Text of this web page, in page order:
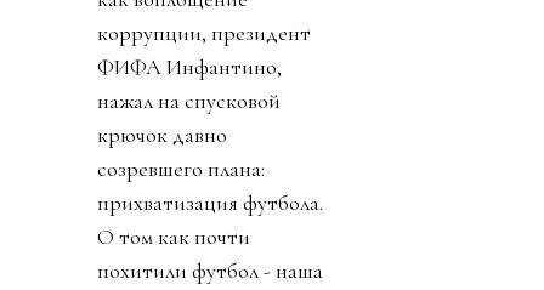
коррупции, президент
ФИФА Инфантино,
нажал на спусковой
крючок давно
созревшего плана:
прихватизация футбола.
О том как почти
похитили футбол - наша